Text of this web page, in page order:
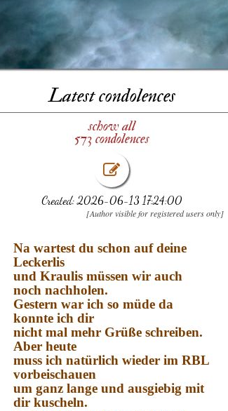
Latest condolences
schow all
573 condolences
Created: 2026-06-13 17:24:00
[Author visible for registered users only]
Na wartest du schon auf deine
Leckerlis
und Kraulis müssen wir auch
noch nachholen.
Gestern war ich so müde da
konnte ich dir
nicht mal mehr Grüße schreiben.
Aber heute
muss ich natürlich wieder im RBL
vorbeischauen
um ganz lange und ausgiebig mit
dir kuscheln.